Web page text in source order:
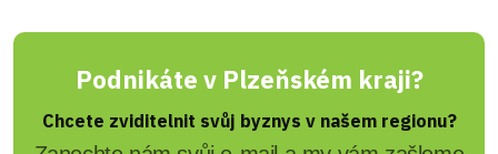
Podnikáte v Plzeňském kraji?
Chcete zviditelnit svůj byznys v našem regionu?